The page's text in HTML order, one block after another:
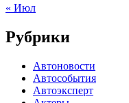
« Июл
Рубрики
Автоновости
Автособытия
Автоэксперт